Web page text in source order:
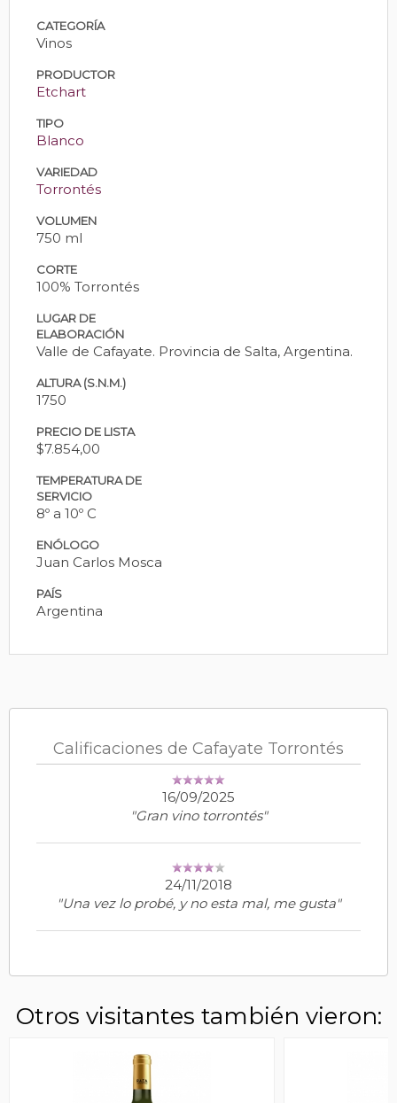
CATEGORÍA
Vinos
PRODUCTOR
Etchart
TIPO
Blanco
VARIEDAD
Torrontés
VOLUMEN
750 ml
CORTE
100% Torrontés
LUGAR DE
ELABORACIÓN
Valle de Cafayate. Provincia de Salta, Argentina.
ALTURA (S.N.M.)
1750
PRECIO DE LISTA
$7.854,00
TEMPERATURA DE
SERVICIO
8º a 10º C
ENÓLOGO
Juan Carlos Mosca
PAÍS
Argentina
Calificaciones de Cafayate Torrontés
16/09/2025
"Gran vino torrontés"
24/11/2018
"Una vez lo probé, y no esta mal, me gusta"
Otros visitantes también vieron: